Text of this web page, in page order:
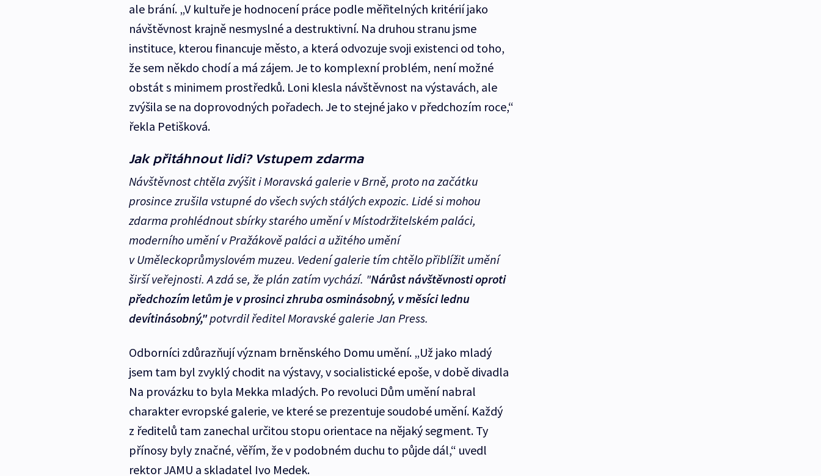
ale brání. „V kultuře je hodnocení práce podle měřitelných kritérií jako
návštěvnost krajně nesmyslné a destruktivní. Na druhou stranu jsme
instituce, kterou financuje město, a která odvozuje svoji existenci od toho,
že sem někdo chodí a má zájem. Je to komplexní problém, není možné
obstát s minimem prostředků. Loni klesla návštěvnost na výstavách, ale
zvýšila se na doprovodných pořadech. Je to stejné jako v předchozím roce,“
řekla Petišková.
Jak přitáhnout lidi? Vstupem zdarma
Návštěvnost chtěla zvýšit i Moravská galerie v Brně, proto na začátku
prosince zrušila vstupné do všech svých stálých expozic. Lidé si mohou
zdarma prohlédnout sbírky starého umění v Místodržitelském paláci,
moderního umění v Pražákově paláci a užitého umění
v Uměleckoprůmyslovém muzeu. Vedení galerie tím chtělo přiblížit umění
širší veřejnosti. A zdá se, že plán zatím vychází. "Nárůst návštěvnosti oproti
předchozím letům je v prosinci zhruba osminásobný, v měsíci lednu
devítinásobný,"potvrdil ředitel Moravské galerie Jan Press.
Odborníci zdůrazňují význam brněnského Domu umění. „Už jako mladý
jsem tam byl zvyklý chodit na výstavy, v socialistické epoše, v době divadla
Na provázku to byla Mekka mladých. Po revoluci Dům umění nabral
charakter evropské galerie, ve které se prezentuje soudobé umění. Každý
z ředitelů tam zanechal určitou stopu orientace na nějaký segment. Ty
přínosy byly značné, věřím, že v podobném duchu to půjde dál,“ uvedl
rektor JAMU a skladatel Ivo Medek.